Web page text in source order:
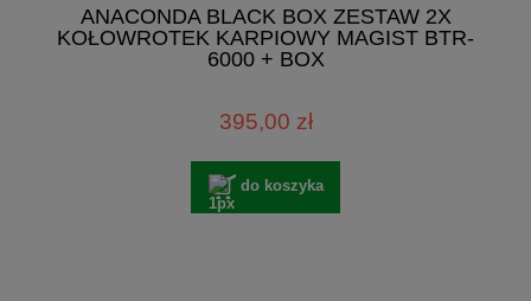
ANACONDA BLACK BOX ZESTAW 2X
KOŁOWROTEK KARPIOWY MAGIST BTR-
6000 + BOX
395,00 zł
do koszyka